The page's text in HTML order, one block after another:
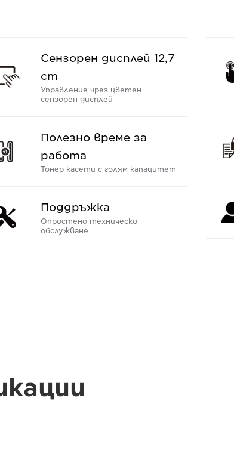
Сензорен дисплей 12,7
cm
Управление чрез цветен
сензорен дисплей
Полезно време за
работа
Тонер касети с голям капацитет
Поддръжка
Опростено техническо
обслужване